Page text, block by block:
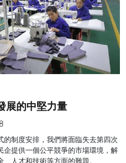
展的中堅力量
的制度安排，我們將面臨失去第四次
企提供一個公平競爭的市場環境，解
人才和技術等方面的難題。